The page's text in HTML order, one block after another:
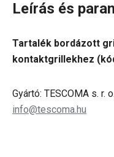
Leírás és
Tartalék bordázott
kontaktgrillekhez
Gyártó: TESCOMA s. r.
info@tescoma.hu